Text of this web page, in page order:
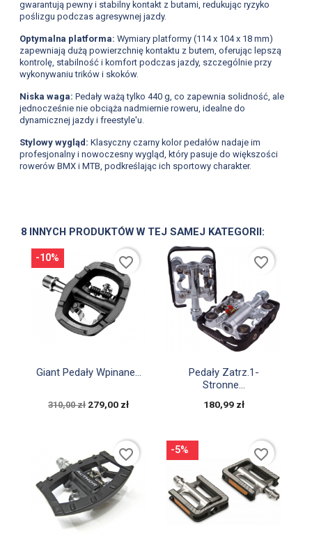
gwarantują pewny i stabilny kontakt z butami, redukując ryzyko
poślizgu podczas agresywnej jazdy.
Optymalna platforma: Wymiary platformy (114 x 104 x 18 mm)
zapewniają dużą powierzchnię kontaktu z butem, oferując lepszą
kontrolę, stabilność i komfort podczas jazdy, szczególnie przy
wykonywaniu trików i skoków.
Niska waga: Pedały ważą tylko 440 g, co zapewnia solidność, ale
jednocześnie nie obciąża nadmiernie roweru, idealne do
dynamicznej jazdy i freestyle'u.
Stylowy wygląd: Klasyczny czarny kolor pedałów nadaje im
profesjonalny i nowoczesny wygląd, który pasuje do większości
rowerów BMX i MTB, podkreślając ich sportowy charakter.
8 INNYCH PRODUKTÓW W TEJ SAMEJ KATEGORII:
 Szybki podgląd
Giant Pedały Wpinane...
310,00 zł 279,00 zł
-10% favorite_border
Szybki podgląd
Pedały Zatrz.1-
Stronne...
180,99 zł
favorite_border
favorite_border -5% favorite_border